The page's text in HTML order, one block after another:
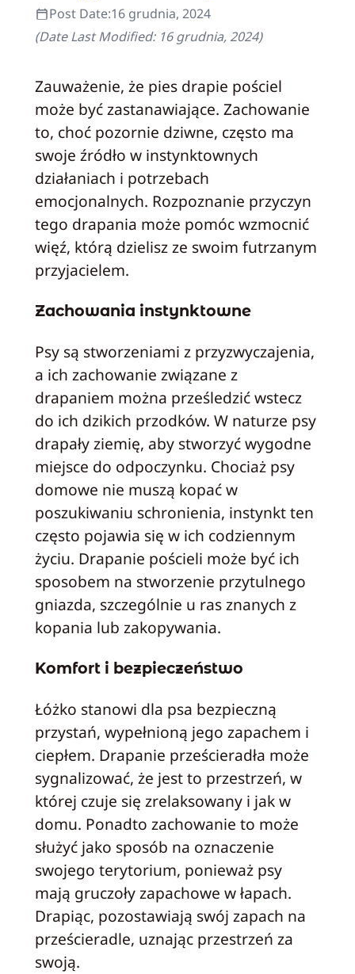
Post Date:16 grudnia, 2024
(Date Last Modified: 16 grudnia, 2024)
Zauważenie, że pies drapie pościel
może być zastanawiające. Zachowanie
to, choć pozornie dziwne, często ma
swoje źródło w instynktownych
działaniach i potrzebach
emocjonalnych. Rozpoznanie przyczyn
tego drapania może pomóc wzmocnić
więź, którą dzielisz ze swoim futrzanym
przyjacielem.
Zachowania instynktowne
Psy są stworzeniami z przyzwyczajenia,
a ich zachowanie związane z
drapaniem można prześledzić wstecz
do ich dzikich przodków. W naturze psy
drapały ziemię, aby stworzyć wygodne
miejsce do odpoczynku. Chociaż psy
domowe nie muszą kopać w
poszukiwaniu schronienia, instynkt ten
często pojawia się w ich codziennym
życiu. Drapanie pościeli może być ich
sposobem na stworzenie przytulnego
gniazda, szczególnie u ras znanych z
kopania lub zakopywania.
Komfort i bezpieczeństwo
Łóżko stanowi dla psa bezpieczną
przystań, wypełnioną jego zapachem i
ciepłem. Drapanie prześcieradła może
sygnalizować, że jest to przestrzeń, w
której czuje się zrelaksowany i jak w
domu. Ponadto zachowanie to może
służyć jako sposób na oznaczenie
swojego terytorium, ponieważ psy
mają gruczoły zapachowe w łapach.
Drapiąc, pozostawiają swój zapach na
prześcieradle, uznając przestrzeń za
swoją.